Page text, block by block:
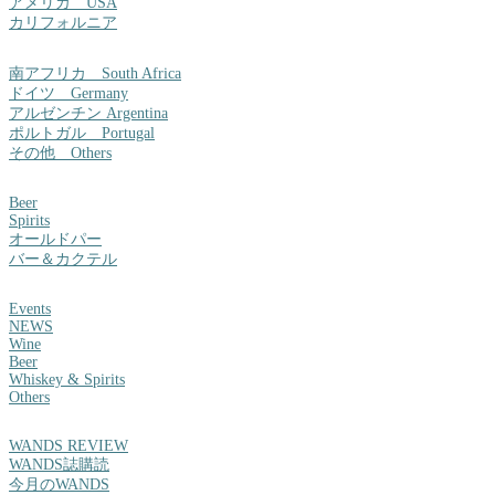
カリフォルニア
南アフリカ South Africa
ドイツ Germany
アルゼンチン Argentina
ポルトガル Portugal
その他 Others
Beer
Spirits
オールドパー
バー＆カクテル
Events
NEWS
Wine
Beer
Whiskey & Spirits
Others
WANDS REVIEW
WANDS誌購読
今月のWANDS